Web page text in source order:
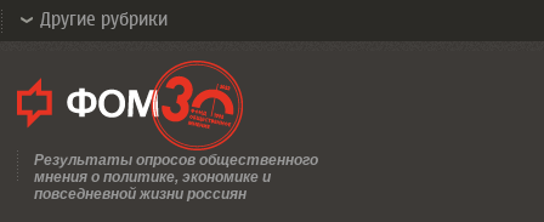
Другие рубрики
Результаты опросов общественного
мнения о политике, экономике и
повседневной жизни россиян